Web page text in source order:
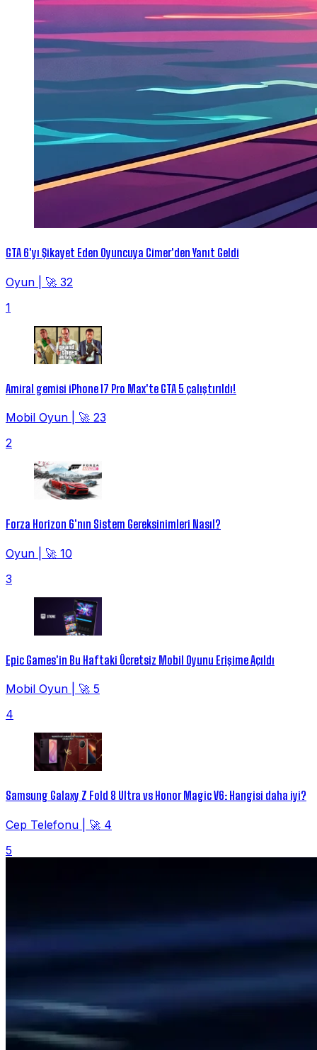
GTA 6'yı Şikayet Eden Oyuncuya Cimer'den Yanıt Geldi
Oyun
🚀 32
1
Amiral gemisi iPhone 17 Pro Max'te GTA 5 çalıştırıldı!
Mobil Oyun
🚀 23
2
Forza Horizon 6'nın Sistem Gereksinimleri Nasıl?
Oyun
🚀 10
3
Epic Games'in Bu Haftaki Ücretsiz Mobil Oyunu Erişime Açıldı
Mobil Oyun
🚀 5
4
Samsung Galaxy Z Fold 8 Ultra vs Honor Magic V6: Hangisi daha iyi?
Cep Telefonu
🚀 4
5